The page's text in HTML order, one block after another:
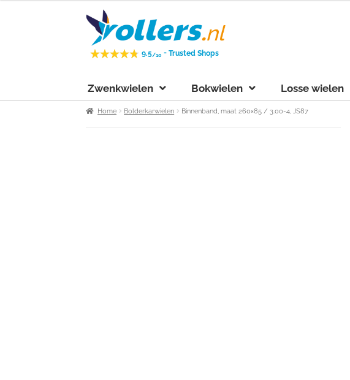
Ga
door
naar
navigatie
Ga
naar
de
inhoud
9.5/10 -Trusted Shops
Zwenkwielen Bokwielen Losse wielen
Home Bolderkarwielen Binnenband, maat 260×85 / 3.00-4, JS87